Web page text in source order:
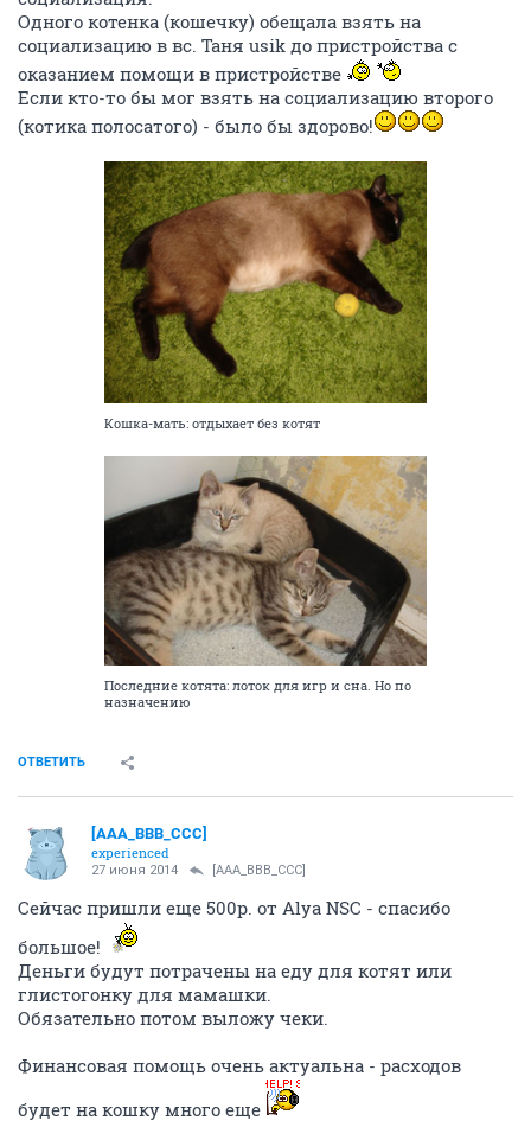
Одного котенка (кошечку) обещала взять на
социализацию в вс. Таня usik до пристройства с
оказанием помощи в пристройстве
Если кто-то бы мог взять на социализацию второго
(котика полосатого) - было бы здорово!
Кошка-мать: отдыхает без котят
Последние котята: лоток для игр и сна. Но по
назначению
ОТВЕТИТЬ
[AAA_BBB_CCC]
experienced
27 июня 2014 [AAA_BBB_CCC]
Сейчас пришли еще 500р. от Alya NSC - спасибо
большое!
Деньги будут потрачены на еду для котят или
глистогонку для мамашки.
Обязательно потом выложу чеки.
Финансовая помощь очень актуальна - расходов
будет на кошку много еще